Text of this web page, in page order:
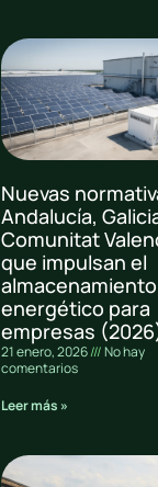
Nuevas
Andalucía,
Comunitat
que impulsan el
almacenamiento
energético para
empresas
21 enero, 2026
No hay
comentarios
Leer más »